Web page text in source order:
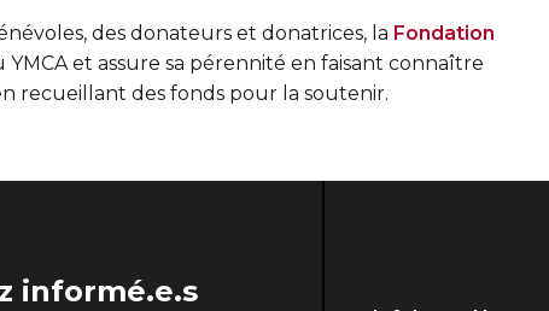
des donateurs et donatrices, la Fondation
YMCA et assure sa pérennité en faisant connaître
recueillant des fonds pour la soutenir.
informé.e.s